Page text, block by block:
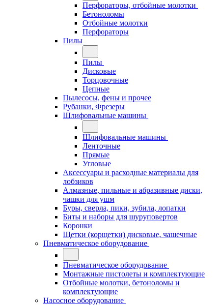
Перфораторы, отбойные молотки
Бетоноломы
Отбойные молотки
Перфораторы
Пилы
Пилы
Дисковые
Торцовочные
Цепные
Пылесосы, фены и прочее
Рубанки, Фрезеры
Шлифовальные машины
Шлифовальные машины
Ленточные
Прямые
Угловые
Аксессуары и расходные материалы для
лобзиков
Алмазные, пильные и абразивные диски,
чашки для ушм
Буры, сверла, пики, зубила, лопатки
Биты и наборы для шуруповертов
Коронки
Щетки (корщетки) дисковые, чашечные
Пневматическое оборудование
Пневматическое оборудование
Монтажные пистолеты и комплектующие
Отбойные молотки, бетоноломы и
комплектующие
Насосное оборудование